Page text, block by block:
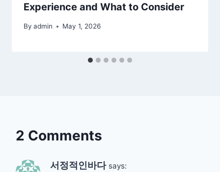
Experience and What to Consider
By admin May 1, 2026
2 Comments
서정적인바다 says: